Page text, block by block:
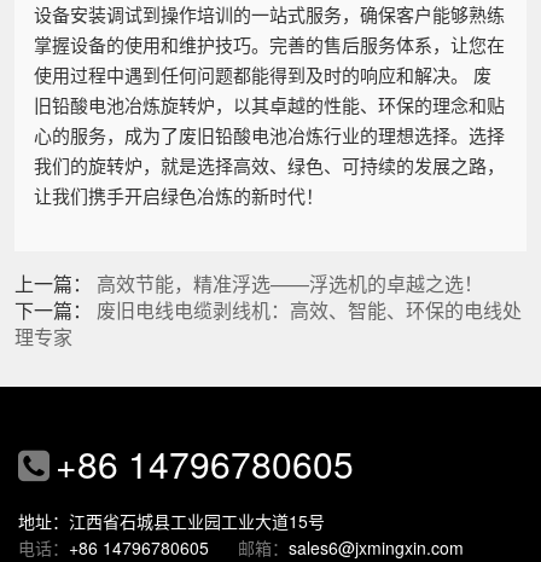
设备安装调试到操作培训的一站式服务，确保客户能够熟练
掌握设备的使用和维护技巧。完善的售后服务体系，让您在
使用过程中遇到任何问题都能得到及时的响应和解决。 废
旧铅酸电池冶炼旋转炉，以其卓越的性能、环保的理念和贴
心的服务，成为了废旧铅酸电池冶炼行业的理想选择。选择
我们的旋转炉，就是选择高效、绿色、可持续的发展之路，
让我们携手开启绿色冶炼的新时代！
上一篇： 高效节能，精准浮选——浮选机的卓越之选！
下一篇： 废旧电线电缆剥线机：高效、智能、环保的电线处
理专家
+86 14796780605
地址：江西省石城县工业园工业大道15号
电话： +86 14796780605 邮箱： sales6@jxmingxin.com